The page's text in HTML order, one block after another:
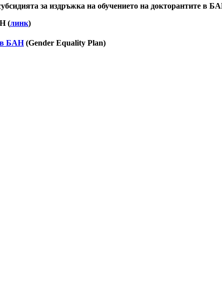
за издръжка на обучението на докторантите в
(линк)
в БАН(Gender Equality Plan)